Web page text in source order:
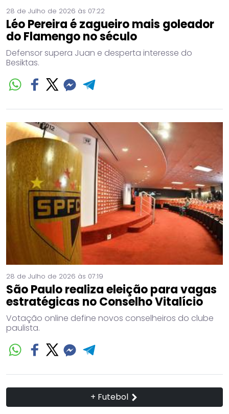
28 de Julho de 2026 às 07:22
Léo Pereira é zagueiro mais goleador
do Flamengo no século
Defensor supera Juan e desperta interesse do
Besiktas.
28 de Julho de 2026 às 07:19
São Paulo realiza eleição para vagas
estratégicas no Conselho Vitalício
Votação online define novos conselheiros do clube
paulista.
+ Futebol